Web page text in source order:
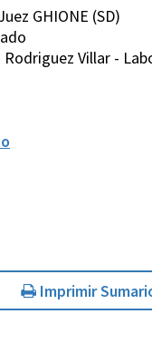
GHIONE (SD)
Villar -
Imprimir